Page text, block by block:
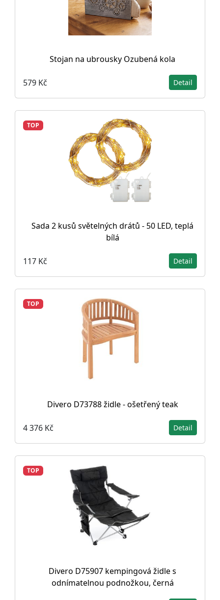
Stojan na ubrousky Ozubená kola
579 Kč Detail
TOP
Sada 2 kusů světelných drátů - 50 LED, teplá
bílá
117 Kč Detail
TOP
Divero D73788 židle - ošetřený teak
4 376 Kč Detail
TOP
Divero D75907 kempingová židle s
odnímatelnou podnožkou, černá